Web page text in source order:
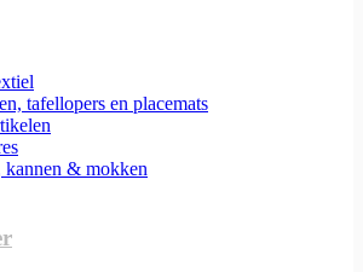
tafellopers en placemats
kannen & mokken